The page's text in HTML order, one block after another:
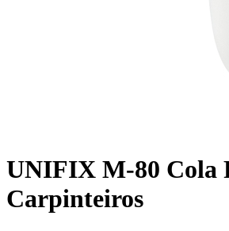
UNIFIX M-80 Cola
Carpinteiros